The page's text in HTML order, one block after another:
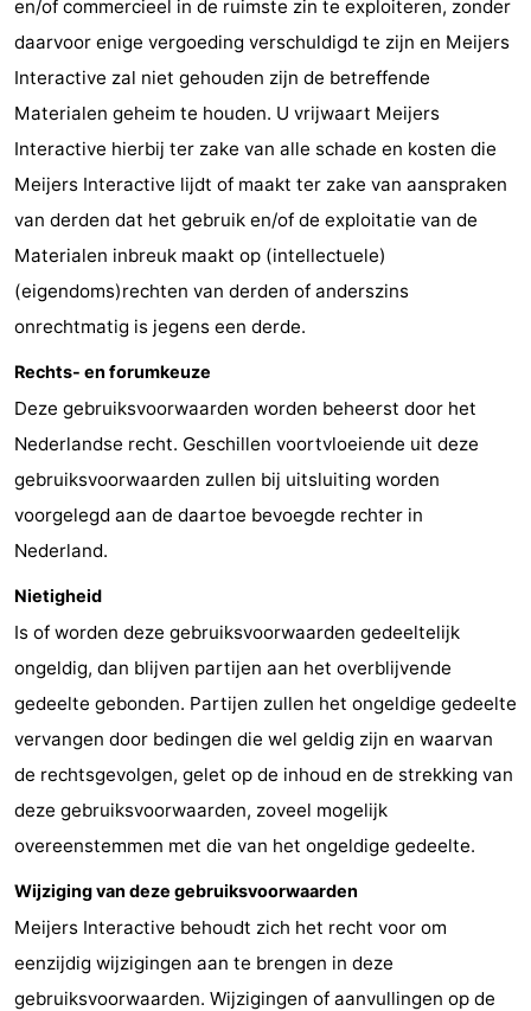
en/of commercieel in de ruimste zin te exploiteren, zonder
daarvoor enige vergoeding verschuldigd te zijn en Meijers
Interactive zal niet gehouden zijn de betreffende
Materialen geheim te houden. U vrijwaart Meijers
Interactive hierbij ter zake van alle schade en kosten die
Meijers Interactive lijdt of maakt ter zake van aanspraken
van derden dat het gebruik en/of de exploitatie van de
Materialen inbreuk maakt op (intellectuele)
(eigendoms)rechten van derden of anderszins
onrechtmatig is jegens een derde.
Rechts- en forumkeuze
Deze gebruiksvoorwaarden worden beheerst door het
Nederlandse recht. Geschillen voortvloeiende uit deze
gebruiksvoorwaarden zullen bij uitsluiting worden
voorgelegd aan de daartoe bevoegde rechter in
Nederland.
Nietigheid
Is of worden deze gebruiksvoorwaarden gedeeltelijk
ongeldig, dan blijven partijen aan het overblijvende
gedeelte gebonden. Partijen zullen het ongeldige gedeelte
vervangen door bedingen die wel geldig zijn en waarvan
de rechtsgevolgen, gelet op de inhoud en de strekking van
deze gebruiksvoorwaarden, zoveel mogelijk
overeenstemmen met die van het ongeldige gedeelte.
Wijziging van deze gebruiksvoorwaarden
Meijers Interactive behoudt zich het recht voor om
eenzijdig wijzigingen aan te brengen in deze
gebruiksvoorwaarden. Wijzigingen of aanvullingen op de